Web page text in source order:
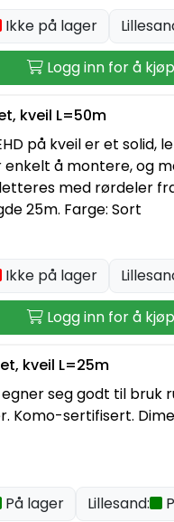
Ikke på lager
Logg inn for å
kveil L=50m
på kveil er et
å montere, og
med rørdeler
25m. Farge: Sort
Ikke på lager
Logg inn for å
kveil L=25m
seg godt til
Komo-sertifisert.
På lager Lillesand: